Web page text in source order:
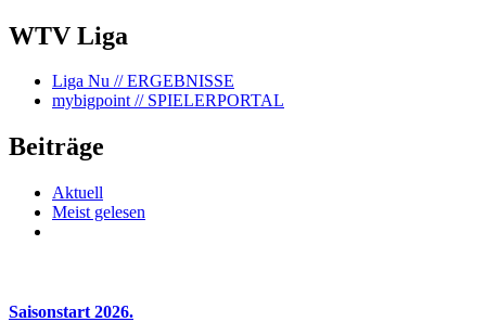
WTV Liga
Liga Nu // ERGEBNISSE
mybigpoint// SPIELERPORTAL
Beiträge
Aktuell
Meist gelesen
Saisonstart 2026.